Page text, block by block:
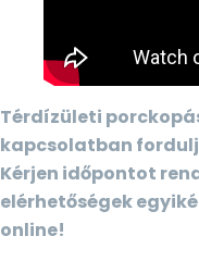
Térdízületi
kapcsolatban
Kérjen időpontot
elérhetőségek
online!